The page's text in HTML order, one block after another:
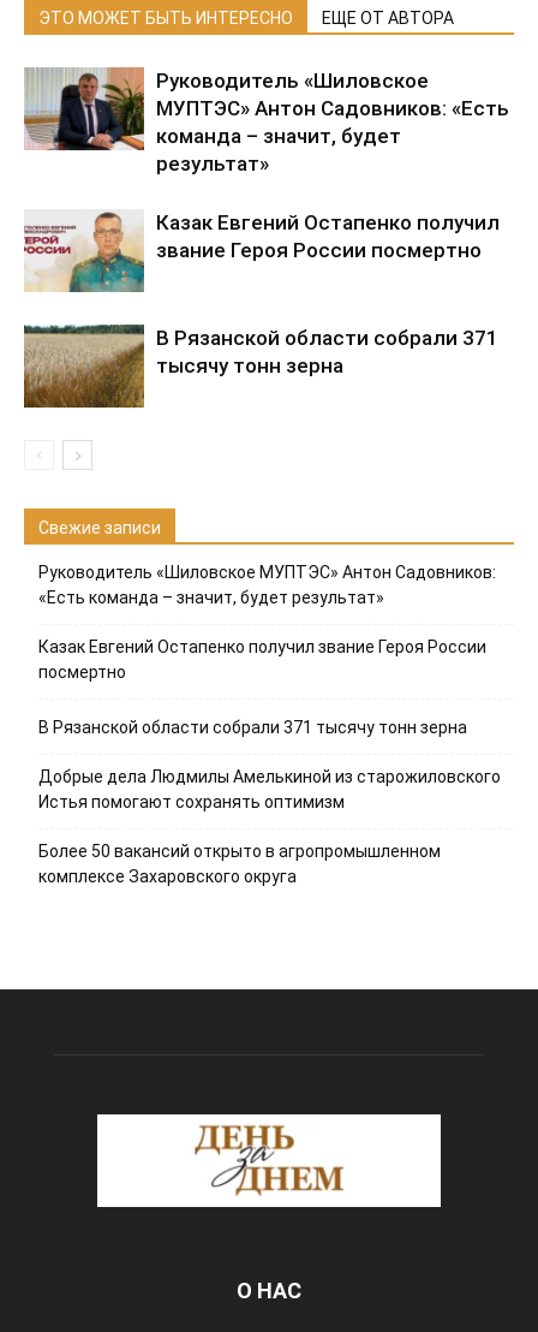
ЭТО МОЖЕТ БЫТЬ ИНТЕРЕСНО ЕЩЕ ОТ АВТОРА
Руководитель «Шиловское
МУПТЭС» Антон Садовников: «Есть
команда – значит, будет
результат»
Казак Евгений Остапенко получил
звание Героя России посмертно
В Рязанской области собрали 371
тысячу тонн зерна
Свежие записи
Руководитель «Шиловское МУПТЭС» Антон Садовников:
«Есть команда – значит, будет результат»
Казак Евгений Остапенко получил звание Героя России
посмертно
В Рязанской области собрали 371 тысячу тонн зерна
Добрые дела Людмилы Амелькиной из старожиловского
Истья помогают сохранять оптимизм
Более 50 вакансий открыто в агропромышленном
комплексе Захаровского округа
О НАС